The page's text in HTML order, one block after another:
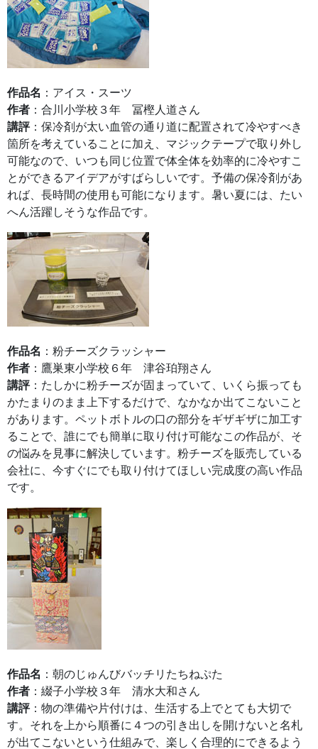
作品名 ：アイス・スーツ
作者 ：合川小学校３年 冨樫人道さん
講評 ：保冷剤が太い血管の通り道に配置されて冷やすべき
箇所を考えていることに加え、マジックテープで取り外し
可能なので、いつも同じ位置で体全体を効率的に冷やすこ
とができるアイデアがすばらしいです。予備の保冷剤があ
れば、長時間の使用も可能になります。暑い夏には、たい
へん活躍しそうな作品です。
作品名 ：粉チーズクラッシャー
作者 ：鷹巣東小学校６年 津谷珀翔さん
講評 ：たしかに粉チーズが固まっていて、いくら振っても
かたまりのまま上下するだけで、なかなか出てこないこと
があります。ペットボトルの口の部分をギザギザに加工す
ることで、誰にでも簡単に取り付け可能なこの作品が、そ
の悩みを見事に解決しています。粉チーズを販売している
会社に、今すぐにでも取り付けてほしい完成度の高い作品
です。
作品名 ：朝のじゅんびバッチリたちねぷた
作者 ：綴子小学校３年 清水大和さん
講評 ：物の準備や片付けは、生活する上でとても大切で
す。それを上から順番に４つの引き出しを開けないと名札
が出てこないという仕組みで、楽しく合理的にできるよう